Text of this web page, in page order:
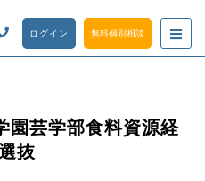
ログイン 無料個別相談
園芸学部食料資源経
抜